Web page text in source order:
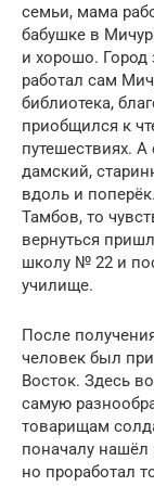
семьи, мама
бабушке в
и хорошо. Город
работал сам
библиотека,
приобщился к
путешествиях.
дамский,
вдоль и
Тамбов, то
вернуться
школу № 22 и
училище.
После
человек был
Восток. Здесь
самую
товарищам
поначалу нашёл
но проработал